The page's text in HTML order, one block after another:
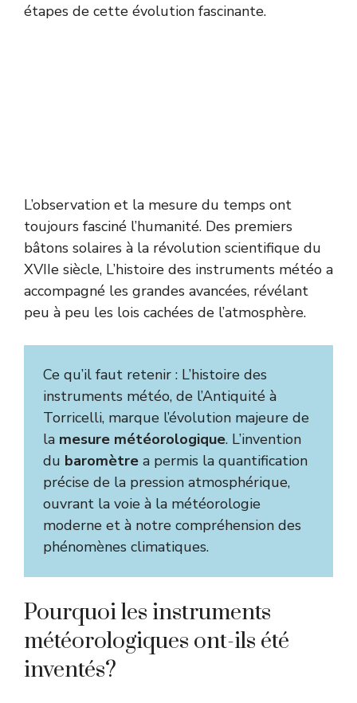
étapes de cette évolution fascinante.
L’observation et la mesure du temps ont
toujours fasciné l’humanité. Des premiers
bâtons solaires à la révolution scientifique du
XVIIe siècle, L’histoire des instruments météo a
accompagné les grandes avancées, révélant
peu à peu les lois cachées de l’atmosphère.
Ce qu’il faut retenir : L’histoire des
instruments météo, de l’Antiquité à
Torricelli, marque l’évolution majeure de
la mesure météorologique. L’invention
du baromètre a permis la quantification
précise de la pression atmosphérique,
ouvrant la voie à la météorologie
moderne et à notre compréhension des
phénomènes climatiques.
Pourquoi les instruments
météorologiques ont-ils été
inventés?